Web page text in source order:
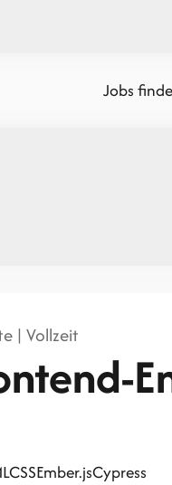
Jobs
| Vollzeit
CSSEmber.jsCypress